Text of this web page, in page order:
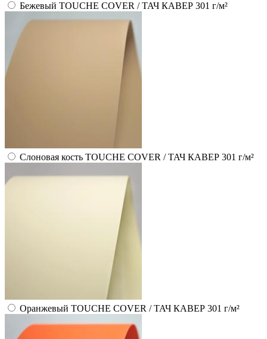
Бежевый TOUCHE COVER / ТАЧ КАВЕР 301 г/м²
Слоновая кость TOUCHE COVER / ТАЧ КАВЕР 301 г/м²
Оранжевый TOUCHE COVER / ТАЧ КАВЕР 301 г/м²